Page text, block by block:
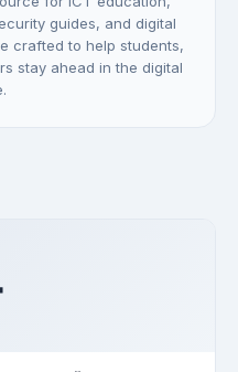
guides, and digital
crafted to help students,
stay ahead in the digital